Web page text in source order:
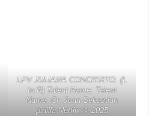
LPV JULIANA CONCIERTO. (L
to R) Talent Name, Talent
Name. Cr. Juan Sebastian
pinilla Netflix ©️ 2025